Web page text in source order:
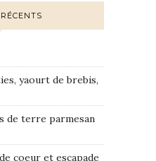
yaourt de brebis,
de terre parmesan
coeur et escapade